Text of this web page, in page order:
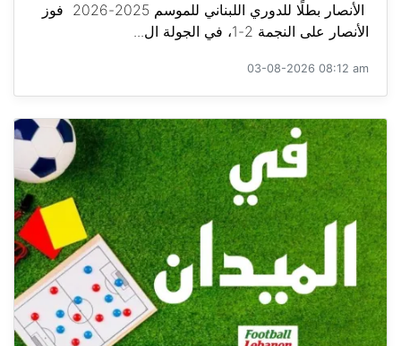
الأنصار بطلًا للدوري اللبناني للموسم 2025-2026 فوز
الأنصار على النجمة 2-1، في الجولة ال...
03-08-2026 08:12 am